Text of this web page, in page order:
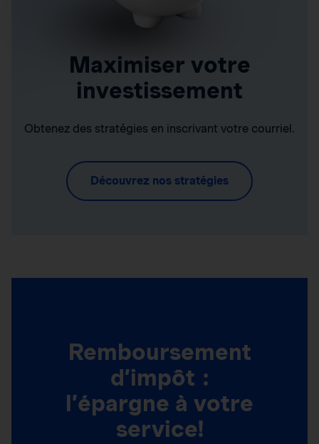
Maximiser votre
investissement
Obtenez des stratégies en inscrivant votre courriel.
Découvrez nos stratégies
Remboursement
d’impôt :
l’épargne à votre
service!